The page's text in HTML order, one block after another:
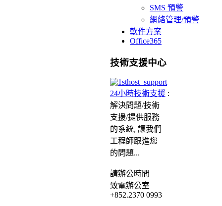
SMS 預警
網絡管理/預警
軟件方案
Office365
技術支援中心
24小時技術支援 :
解決問題/技術
支援/提供服務
的系統, 讓我們
工程師跟進您
的問題...
請辦公時間
致電辦公室
+852.2370 0993